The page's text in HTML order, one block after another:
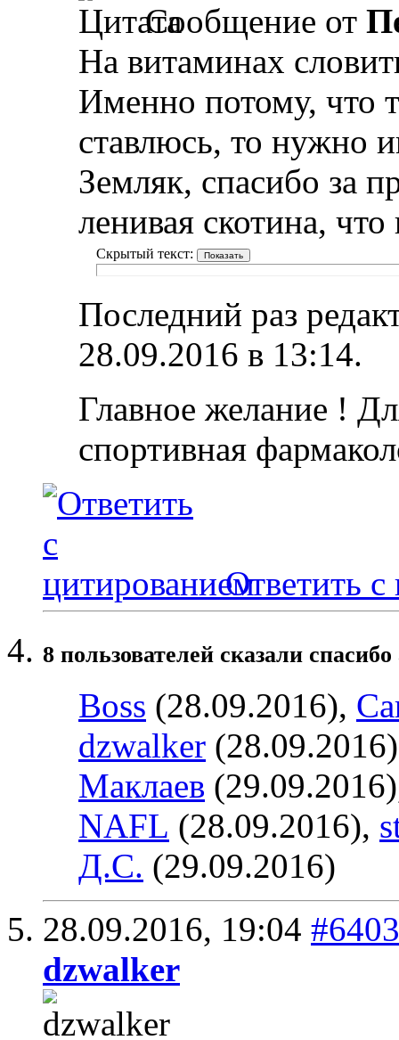
Сообщение от
На витаминах
Именно потому, что
ставлюсь, то нужно
Земляк, спасибо за
ленивая скотина,
Скрытый текст:
Последний раз
28.09.2016 в 13:14.
Главное желание !
спортивная
Ответить с
8 пользователей сказали
Boss (28.09.2016),
dzwalker
Маклаев
NAFL (28.09.2016),
Д.С. (29.09.2016)
28.09.2016, 19:04 #6403
dzwalker